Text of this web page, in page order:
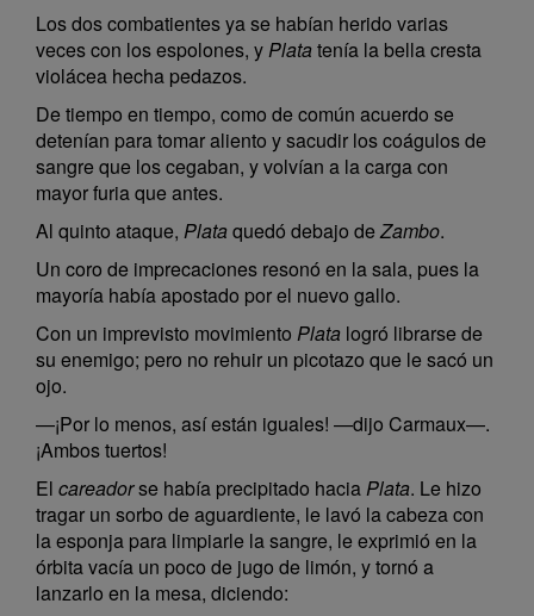
Los dos combatientes ya se habían herido varias
veces con los espolones, yPlata tenía la bella cresta
violácea hecha pedazos.
De tiempo en tiempo, como de común acuerdo se
detenían para tomar aliento y sacudir los coágulos de
sangre que los cegaban, y volvían a la carga con
mayor furia que antes.
Al quinto ataque, Plata quedó debajo deZambo.
Un coro de imprecaciones resonó en la sala, pues la
mayoría había apostado por el nuevo gallo.
Con un imprevisto movimiento Plata logró librarse de
su enemigo; pero no rehuir un picotazo que le sacó un
ojo.
—¡Por lo menos, así están iguales! —dijo Carmaux—.
¡Ambos tuertos!
El careadorse había precipitado haciaPlata. Le hizo
tragar un sorbo de aguardiente, le lavó la cabeza con
la esponja para limpiarle la sangre, le exprimió en la
órbita vacía un poco de jugo de limón, y tornó a
lanzarlo en la mesa, diciendo: